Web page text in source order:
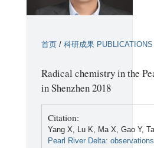
首页 / 科研成果 PUBLICATIONS
Radical chemistry in the
in Shenzhen 2018
Citation:
Yang X, Lu K, Ma X, Gao Y,
Pearl River Delta: